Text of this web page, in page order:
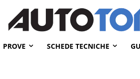
PROVE SCHEDE TECNICHE